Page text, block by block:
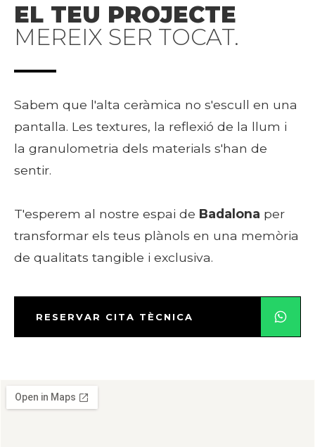
EL TEU PROJECTE
MEREIX SER TOCAT.
Sabem que l'alta ceràmica no s'escull en una
pantalla. Les textures, la reflexió de la llum i
la granulometria dels materials s'han de
sentir.
T'esperem al nostre espai de Badalona per
transformar els teus plànols en una memòria
de qualitats tangible i exclusiva.
RESERVAR CITA TÈCNICA